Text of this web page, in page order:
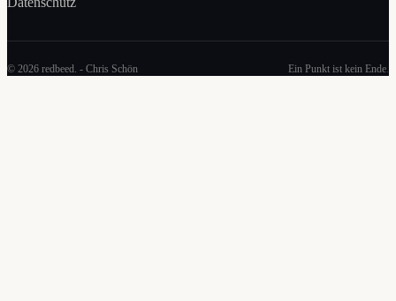
© 2026 redbeed. - Chris Schön Ein Punkt ist kein Ende.